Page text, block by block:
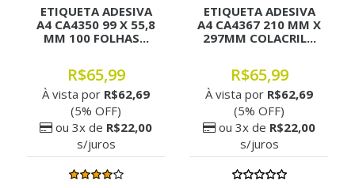
ETIQUETA ADESIVA
A4 CA4350 99 X 55,8
MM 100 FOLHAS...
R$65,99
À vista por R$62,69
(5% OFF)
ou 3x de R$22,00
s/juros
ETIQUETA ADESIVA
A4 CA4367 210 MM X
297MM COLACRIL...
R$65,99
À vista por R$62,69
(5% OFF)
ou 3x de R$22,00
s/juros